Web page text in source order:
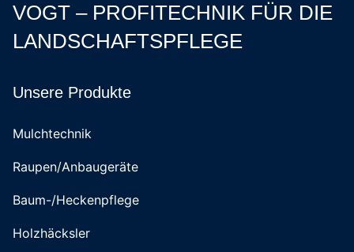
VOGT – PROFITECHNIK FÜR DIE
LANDSCHAFTSPFLEGE
Unsere Produkte
Mulchtechnik
Raupen/Anbaugeräte
Baum-/Heckenpflege
Holzhäcksler